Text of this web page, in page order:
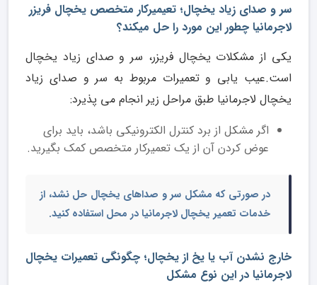
سر و صدای زیاد یخچال؛ تعیمیرکار متخصص یخچال فریزر
لاجرمانیا چطور این مورد را حل میکند؟
یکی از مشکلات یخچال فریزر، سر و صدای زیاد یخچال
است.عیب یابی و تعمیرات مربوط به سر و صدای زیاد
یخچال لاجرمانیا طبق مراحل زیر انجام می پذیرد:
اگر مشکل از برد کنترل الکترونیکی باشد، باید برای
عوض کردن آن از یک تعمیرکار متخصص کمک بگیرید.
در صورتی که مشکل سر و صداهای یخچال حل نشد، از
خدمات تعمیر یخچال لاجرمانیا در محل استفاده کنید.
خارج نشدن آب یا یخ از یخچال؛ چگونگی تعمیرات یخچال
لاجرمانیا در این نوع مشکل